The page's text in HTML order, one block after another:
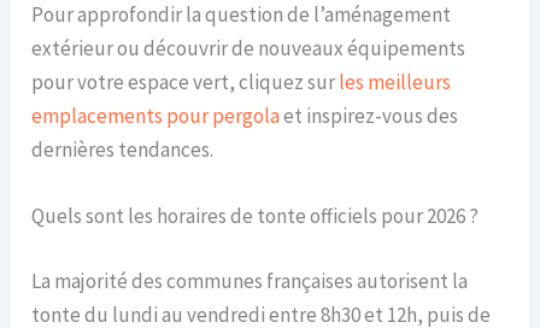
Pour approfondir la question de l’aménagement
extérieur ou découvrir de nouveaux équipements
pour votre espace vert, cliquez surles meilleurs
emplacements pour pergolaet inspirez-vous des
dernières tendances.
Quels sont les horaires de tonte officiels pour 2026 ?
La majorité des communes françaises autorisent la
tonte du lundi au vendredi entre 8h30 et 12h, puis de